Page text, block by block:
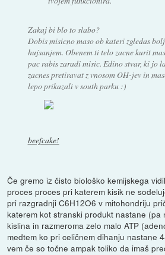
Zakaj bi blo to slabo?
Dobis misicno maso ob kateri zgledas
hujsanjem. Obenem ti telo zacne kurit
pac rabis zaradi misic. Edino stvar, ki jo
zacnes pretiravat z vnosom OH-jev in
lepo prikazali v south parku :)
beefcake!
Če gremo iz čisto biološko kemijskega
proces proces pri katerem kisik ne
pri razgradnji C6H12O6 v mitohondriju
katerem kot stranski produkt nastane (pa
kislina in razmeroma zelo malo ATP
medtem ko pri celičnem dihanju nastane
vem če so točne ampak toliko da imaš